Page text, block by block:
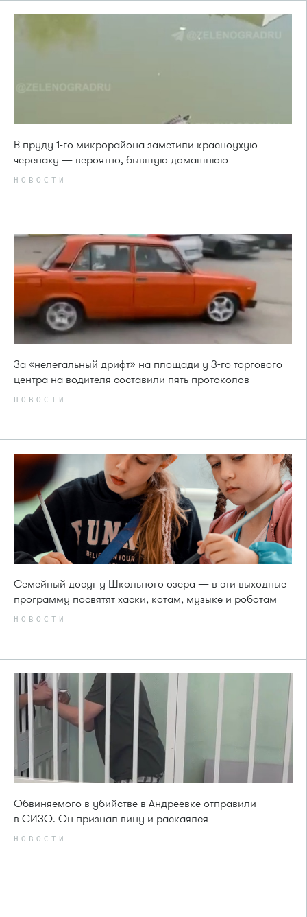
В пруду 1-го микрорайона заметили красноухую
черепаху — вероятно, бывшую домашнюю
НОВОСТИ
За «нелегальный дрифт» на площади у 3-го торгового
центра на водителя составили пять протоколов
НОВОСТИ
Семейный досуг у Школьного озера — в эти выходные
программу посвятят хаски, котам, музыке и роботам
НОВОСТИ
Обвиняемого в убийстве в Андреевке отправили
в СИЗО. Он признал вину и раскаялся
НОВОСТИ